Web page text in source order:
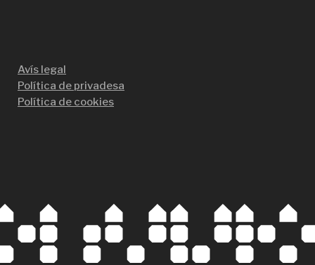
Avís legal
Política de privadesa
Política de cookies